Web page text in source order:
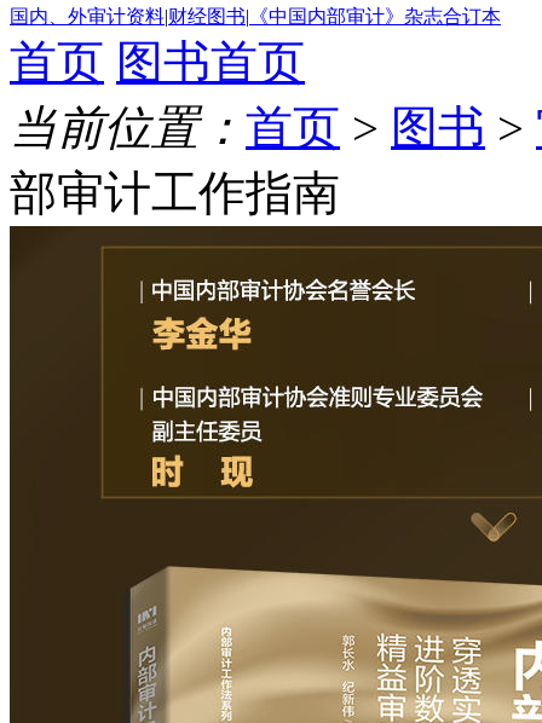
国内、外审计资料|财经图书| 《中国内部审计》杂志合订本
首页 图书首页
当前位置： 首页 > 图书 >
部审计工作指南